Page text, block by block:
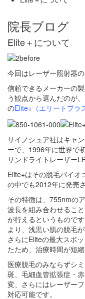
院長ブログ
Elite＋について
今回はレーザー照射器
信頼できるメーカーの
う観点から選んだのが
のElite+（エリートプラ
サイノシュア社はキャ
ーで、1996年に世界で
サンドライトレーザー
Elite+はその脱毛パイオ
の中でも2012年に発売
その特徴は、755nmの
波長を組み合わせるこ
が行えるというもので
より、浅黒い肌の脱毛
さらにEliteの最大スポ
たため、治療時間が短縮
医療脱毛のみならずシ
斑、毛細血管拡張症・
変、さらにはレーザー
対応可能です。